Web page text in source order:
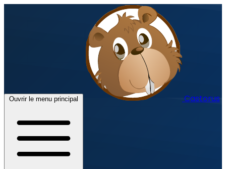
Ouvrir le menu principal Castorus